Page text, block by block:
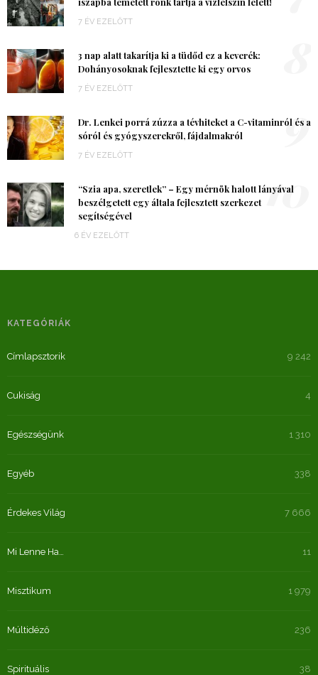
7 ÉV EZELŐTT
3 nap alatt takarítja ki a tüdőd ez a keverék:
Dohányosoknak fejlesztette ki egy orvos
7 ÉV EZELŐTT
Dr. Lenkei porrá zúzza a tévhiteket a C-vitaminról és a
sóról és gyógyszerekről, fájdalmakról
7 ÉV EZELŐTT
9
“Szia apa, szeretlek” – Egy mérnök halott lányával
beszélgetett egy általa fejlesztett szerkezet
segítségével
6 ÉV EZELŐTT
10
KATEGÓRIÁK
Címlapsztorik 9 242
Cukiság 4
Egészségünk 1 310
Egyéb 338
Érdekes Világ 7 666
Mi Lenne Ha… 11
Misztikum 1 979
Múltidéző 236
Spirituális 38